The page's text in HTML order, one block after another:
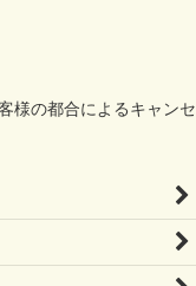
様の都合によるキャンセ